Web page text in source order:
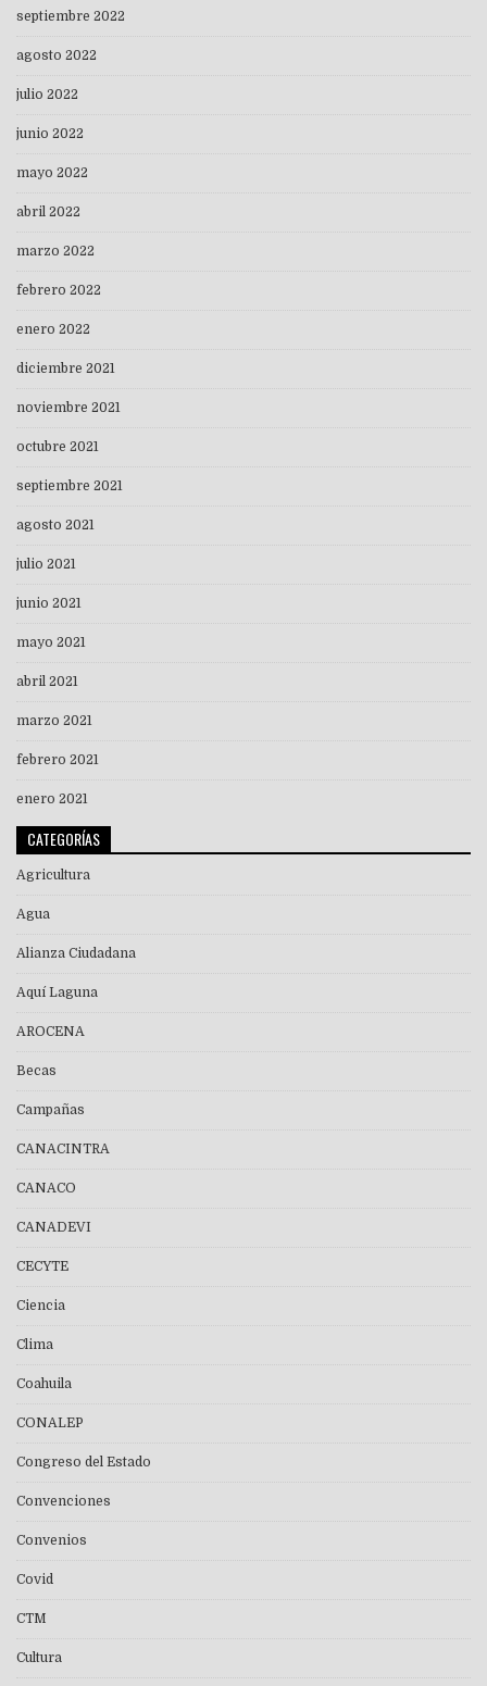
septiembre 2022
agosto 2022
julio 2022
junio 2022
mayo 2022
abril 2022
marzo 2022
febrero 2022
enero 2022
diciembre 2021
noviembre 2021
octubre 2021
septiembre 2021
agosto 2021
julio 2021
junio 2021
mayo 2021
abril 2021
marzo 2021
febrero 2021
enero 2021
CATEGORÍAS
Agricultura
Agua
Alianza Ciudadana
Aquí Laguna
AROCENA
Becas
Campañas
CANACINTRA
CANACO
CANADEVI
CECYTE
Ciencia
Clima
Coahuila
CONALEP
Congreso del Estado
Convenciones
Convenios
Covid
CTM
Cultura